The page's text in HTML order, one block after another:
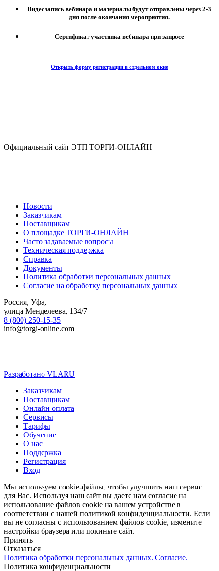
Видеозапись вебинара и материалы будут отправлены через 2-3
дня после окончания мероприятия.
Сертификат участника вебинара при запросе
Открыть форму регистрации в отдельном окне
Официальный сайт ЭТП ТОРГИ-ОНЛАЙН
Новости
Заказчикам
Поставщикам
О площадке ТОРГИ-ОНЛАЙН
Часто задаваемые вопросы
Техническая поддержка
Справка
Документы
Политика обработки персональных данных
Согласие на обработку персональных данных
Россия, Уфа,
улица Менделеева, 134/7
8 (800) 250-15-35
info@torgi-online.com
Разработано VLARU
Close
Menu
Заказчикам
Поставщикам
Онлайн оплата
Сервисы
Тарифы
Обучение
О нас
Поддержка
Регистрация
Вход
Мы используем cookie-файлы, чтобы улучшить наш сервис
для Вас. Используя наш сайт вы даете нам согласие на
использование файлов cookie на вашем устройстве в
соответствии с нашей политикой конфиденциальности. Если
вы не согласны с использованием файлов cookie, измените
настройки браузера или покиньте сайт.
Принять
Отказаться
Политика обработки персональных данных. Согласие.
Политика конфиденциальности